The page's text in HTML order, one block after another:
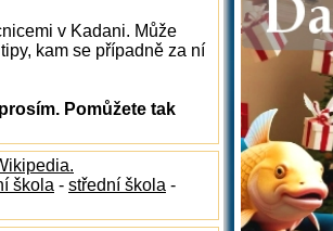
v Kadani. Může
kam se případně za ní
Pomůžete tak
škola - střední škola -